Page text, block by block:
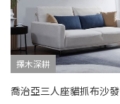
擇木深耕